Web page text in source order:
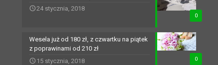
0
24 stycznia, 2018
0
Wesela już od 180 zł, z czwartku na piątek
z poprawinami od 210 zł
15 stycznia, 2018